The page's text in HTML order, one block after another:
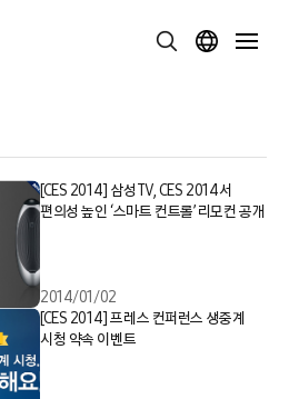
[CES 2014] 삼성TV, CES 2014서
편의성 높인 ‘스마트 컨트롤’ 리모컨 공개
2014/01/02
[CES 2014] 프레스 컨퍼런스 생중계
시청 약속 이벤트